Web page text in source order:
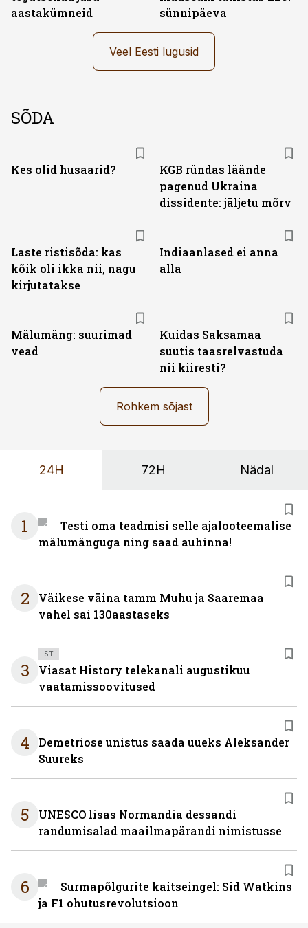
aastakümneid
sünnipäeva
Veel Eesti lugusid
SÕDA
Kes olid husaarid?
KGB ründas läände
pagenud Ukraina
dissidente: jäljetu mõrv
Laste ristisõda: kas
kõik oli ikka nii, nagu
kirjutatakse
Indiaanlased ei anna
alla
Mälumäng: suurimad
vead
Kuidas Saksamaa
suutis taasrelvastuda
nii kiiresti?
Rohkem sõjast
24H 72H Nädal
1
Testi oma teadmisi selle ajalooteemalise
mälumänguga ning saad auhinna!
2
Väikese väina tamm Muhu ja Saaremaa
vahel sai 130aastaseks
3
ST
Viasat History telekanali augustikuu
vaatamissoovitused
4
Demetriose unistus saada uueks Aleksander
Suureks
5
UNESCO lisas Normandia dessandi
randumisalad maailmapärandi nimistusse
6
Surmapõlgurite kaitseingel: Sid Watkins
ja F1 ohutusrevolutsioon